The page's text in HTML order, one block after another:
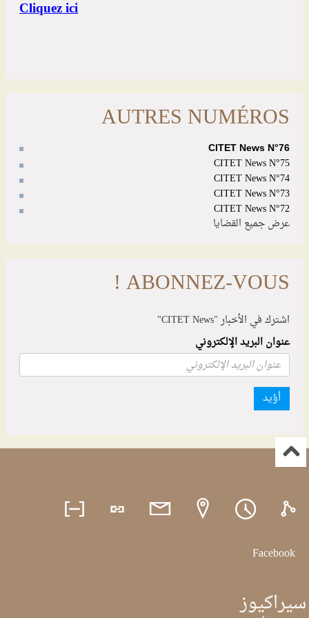
AUTRES NUMÉROS
CITET News N°76
CITET News N°75
CITET News N°74
CITET News N°73
CITET News N°72
عرض جميع القضايا
ABONNEZ-VOUS !
اشترك في الأخبار "CITET News"
عنوان البريد الإلكتروني
أؤيد
Facebook
سيراكيوز